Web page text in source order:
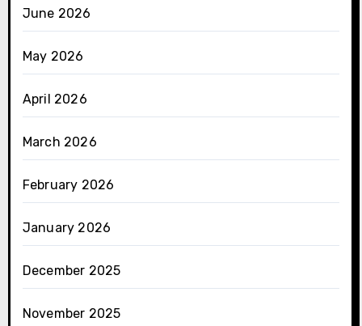
June 2026
May 2026
April 2026
March 2026
February 2026
January 2026
December 2025
November 2025